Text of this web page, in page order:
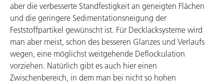
aber die verbesserte Standfestigkeit an geneigten Flächen
und die geringere Sedimentationsneigung der
Feststoffpartikel gewünscht ist. Für Decklacksysteme wird
man aber meist, schon des besseren Glanzes und Verlaufs
wegen, eine möglichst weitgehende Deflockulation
vorziehen. Natürlich gibt es auch hier einen
Zwischenbereich, in dem man bei nicht so hohen